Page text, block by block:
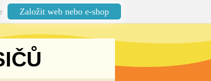
Založit web nebo e-shop